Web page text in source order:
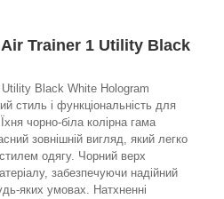
Trainer 1 Utility Black
Utility Black White Hologram
стиль і функціональність для
чорно-біла колірна гама
зовнішній вигляд, який легко
одягу. Чорний верх
забезпечуючи надійний
яких умовах. Натхненні